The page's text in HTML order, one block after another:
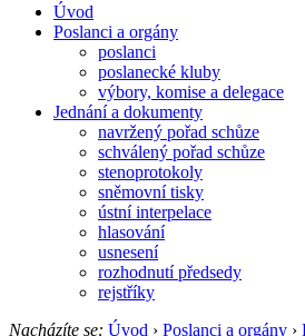
Úvod
Poslanci a orgány
poslanci
poslanecké kluby
výbory, komise a delegace
Jednání a dokumenty
navržený pořad schůze
schválený pořad schůze
stenoprotokoly
sněmovní tisky
ústní interpelace
hlasování
usnesení
rozhodnutí předsedy
rejstříky
Nacházíte se: Úvod › Poslanci a orgány ›